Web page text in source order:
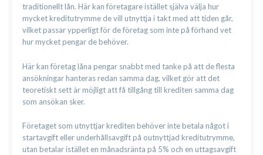
traditionellt lån. Här kan företagare istället själva välja hur
mycket kreditutrymme de vill utnyttja i takt med att tiden går,
vilket passar ypperligt för de företag som inte på förhand vet
hur mycket pengar de behöver.
Här kan företag låna pengar snabbt med tanke på att de flesta
ansökningar hanteras redan samma dag, vilket gör att det
teoretiskt sett är möjligt att få tillgång till krediten samma dag
som ansökan sker.
Företaget som utnyttjar krediten behöver inte betala något i
startavgift eller underhållsavgift på outnyttjad kreditutrymme,
utan betalar istället en månadsränta på 5% och en uttagsavgift